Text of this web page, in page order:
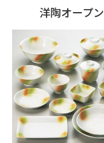
洋陶オープン